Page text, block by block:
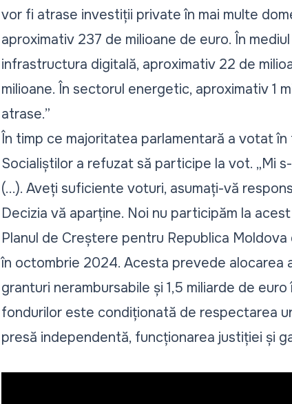
vor fi atrase investiții private în mai multe
aproximativ 237 de milioane de euro. În
infrastructura digitală, aproximativ 22 de
milioane. În sectorul energetic, aproximativ 1
atrase.”
În timp ce majoritatea parlamentară a votat
Socialiștilor a refuzat să participe la vot. „Mi
(...). Aveți suficiente voturi, asumați-vă
Decizia vă aparține. Noi nu participăm la
Planul de Creștere pentru Republica
în octombrie 2024. Acesta prevede alocarea
granturi nerambursabile și 1,5 miliarde de
fondurilor este condiționată de respectarea
presă independentă, funcționarea justiției și